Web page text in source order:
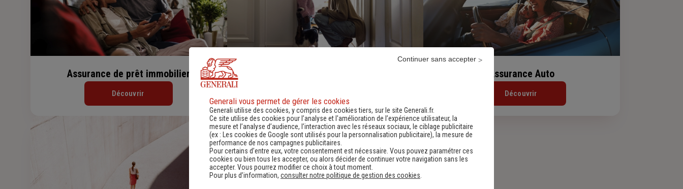
Assurance de prêt immobilier
Découvrir
Assurance Auto
Découvrir
Generali vous permet de gérer les cookies
Generali utilise des cookies, y compris des cookies tiers, sur le site Generali.fr.
Ce site utilise des cookies pour l’analyse et l'amélioration de l’expérience utilisateur, la
mesure et l’analyse d’audience, l’interaction avec les réseaux sociaux, le ciblage publicitaire
(ex :
Les cookies de Google sont utilisés pour la personnalisation publicitaire), la mesure de
performance de nos campagnes publicitaires.
Pour certains d’entre eux, votre consentement est nécessaire. Vous pouvez paramétrer ces
cookies ou bien tous les accepter, ou alors décider de continuer votre navigation sans les
accepter. Vous pourrez modifier ce choix à tout moment.
Pour plus d’information, consulter notre politique de gestion des cookies
Continuer sans accepter